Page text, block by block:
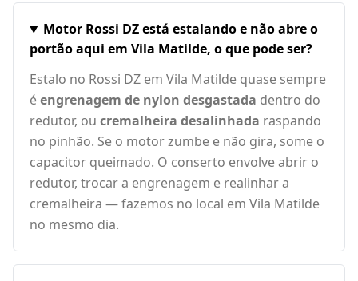
Motor Rossi DZ está estalando e não abre o
portão aqui em Vila Matilde, o que pode ser?
Estalo no Rossi DZ em Vila Matilde quase sempre
éengrenagem de nylon desgastada dentro do
redutor, ou cremalheira desalinhada raspando
no pinhão. Se o motor zumbe e não gira, some o
capacitor queimado. O conserto envolve abrir o
redutor, trocar a engrenagem e realinhar a
cremalheira — fazemos no local em Vila Matilde
no mesmo dia.